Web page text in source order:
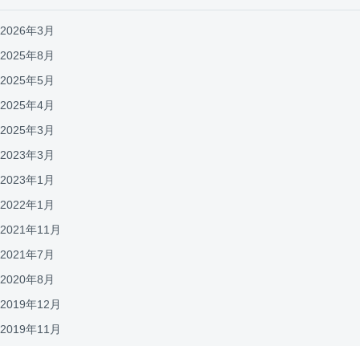
2026年3月
2025年8月
2025年5月
2025年4月
2025年3月
2023年3月
2023年1月
2022年1月
2021年11月
2021年7月
2020年8月
2019年12月
2019年11月